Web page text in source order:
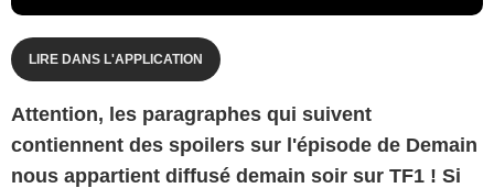
LIRE DANS L'APPLICATION
Attention, les paragraphes qui suivent
contiennent des spoilers sur l'épisode de Demain
nous appartient diffusé demain soir sur TF1 ! Si